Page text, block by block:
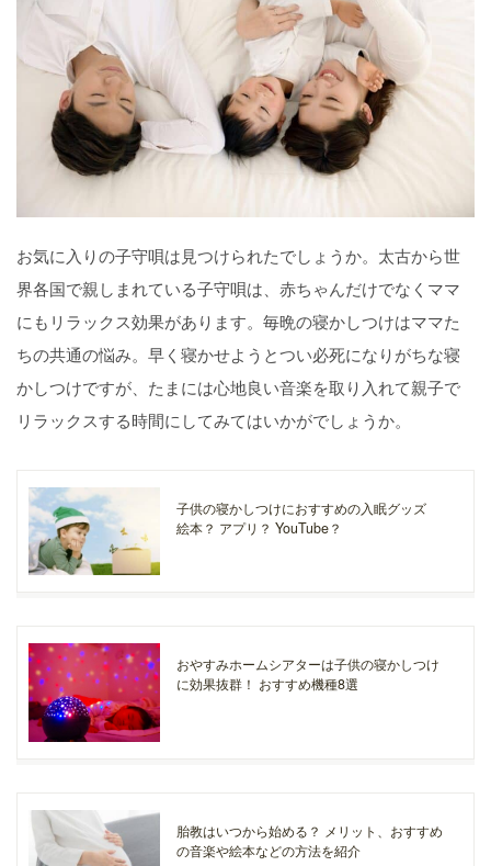
お気に入りの子守唄は見つけられたでしょうか。太古から世
界各国で親しまれている子守唄は、赤ちゃんだけでなくママ
にもリラックス効果があります。毎晩の寝かしつけはママた
ちの共通の悩み。早く寝かせようとつい必死になりがちな寝
かしつけですが、たまには心地良い音楽を取り入れて親子で
リラックスする時間にしてみてはいかがでしょうか。
子供の寝かしつけにおすすめの入眠グッズ
絵本？ アプリ？ YouTube？
おやすみホームシアターは子供の寝かしつけ
に効果抜群！ おすすめ機種8選
胎教はいつから始める？ メリット、おすすめ
の音楽や絵本などの方法を紹介